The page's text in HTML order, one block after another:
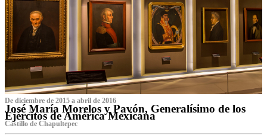
De diciembre de 2015 a abril de 2016
José María Morelos y Pavón, Generalísimo de los
Ejércitos de América Mexicana
C‌astillo de Chapultepec